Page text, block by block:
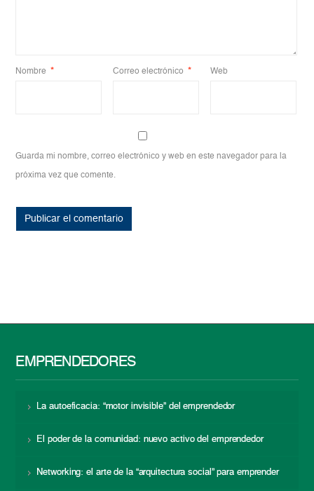
Nombre * Correo electrónico * Web
Guarda mi nombre, correo electrónico y web en este navegador para la
próxima vez que comente.
EMPRENDEDORES
La autoeficacia: “motor invisible” del emprendedor
El poder de la comunidad: nuevo activo del emprendedor
Networking: el arte de la “arquitectura social” para emprender